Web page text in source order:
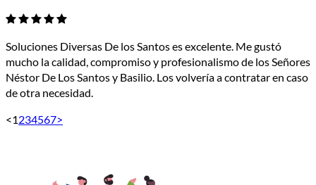
Soluciones Diversas De los Santos es excelente. Me gustó
mucho la calidad, compromiso y profesionalismo de los Señores
Néstor De Los Santos y Basilio. Los volvería a contratar en caso
de otra necesidad.
<1234567>